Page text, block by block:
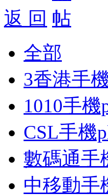
返 回
全部
3香港手
1010手機
CSL手機
數碼通手
中移動手